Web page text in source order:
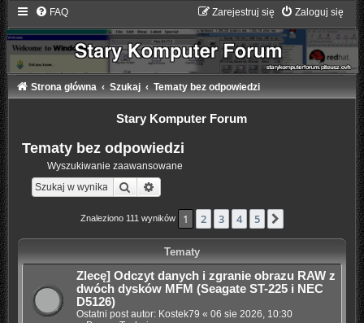
FAQ Zaloguj się
Zarejestruj się
Strona główna Szukaj Tematy bez odpowiedzi
Stary Komputer Forum
Tematy bez odpowiedzi
Wyszukiwanie zaawansowane
Szukaj
Znaleziono 111 wyników 1 2 3 4 5
Tematy
Zlecę] Odczyt danych i zgranie obrazu RAW z
dwóch dysków MFM (Seagate ST-225 i NEC
D5126)
Ostatni post autor: Kostek79 « 06 sie 2026, 10:30